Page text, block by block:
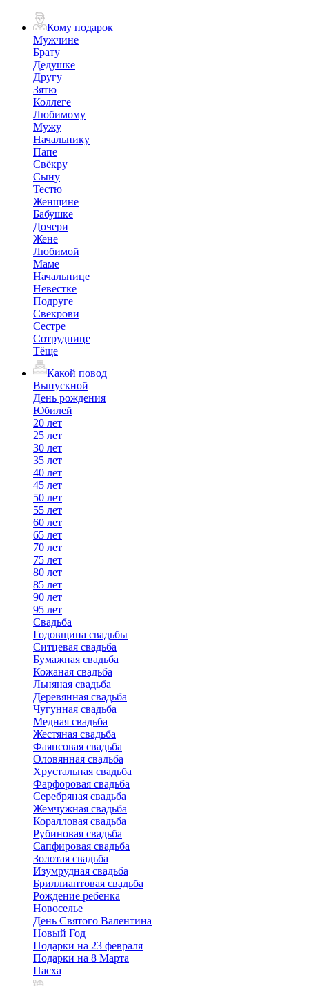
Кому подарок
Мужчине
Брату
Дедушке
Другу
Зятю
Коллеге
Любимому
Мужу
Начальнику
Папе
Свёкру
Сыну
Тестю
Женщине
Бабушке
Дочери
Жене
Любимой
Маме
Начальнице
Невестке
Подруге
Свекрови
Сестре
Сотруднице
Тёще
Какой повод
Выпускной
День рождения
Юбилей
20 лет
25 лет
30 лет
35 лет
40 лет
45 лет
50 лет
55 лет
60 лет
65 лет
70 лет
75 лет
80 лет
85 лет
90 лет
95 лет
Свадьба
Годовщина свадьбы
Ситцевая свадьба
Бумажная свадьба
Кожаная свадьба
Льняная свадьба
Деревянная свадьба
Чугунная свадьба
Медная свадьба
Жестяная свадьба
Фаянсовая свадьба
Оловянная свадьба
Хрустальная свадьба
Фарфоровая свадьба
Серебряная свадьба
Жемчужная свадьба
Коралловая свадьба
Рубиновая свадьба
Сапфировая свадьба
Золотая свадьба
Изумрудная свадьба
Бриллиантовая свадьба
Рождение ребенка
Новоселье
День Святого Валентина
Новый Год
Подарки на 23 февраля
Подарки на 8 Марта
Пасха